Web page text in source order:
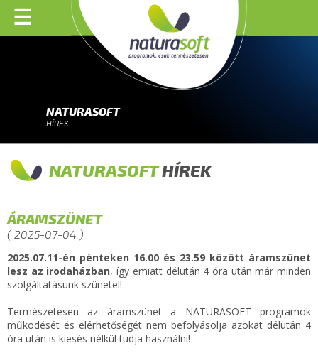
☰
NATURASOFT
HÍREK
NATURASOFTHÍREK
ÁRAMSZÜNET
( 2025-07-04 )
2025.07.11-én pénteken 16.00 és 23.59 között áramszünet
lesz az irodaházban, így emiatt délután 4 óra után már minden
szolgáltatásunk szünetel!
Természetesen az áramszünet a NATURASOFT programok
működését és elérhetőségét nem befolyásolja azokat délután 4
óra után is kiesés nélkül tudja használni!